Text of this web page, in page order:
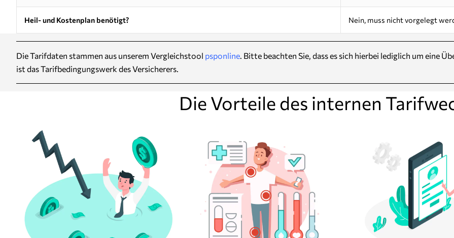
Heil- und Kostenplan benötigt? Nein, muss nicht vorgelegt
Die Tarifdaten stammen aus unserem Vergleichstool psponline. Bitte beachten Sie, dass es sich hierbei lediglich um eine
ist das Tarifbedingungswerk des Versicherers.
Die Vorteile des internen